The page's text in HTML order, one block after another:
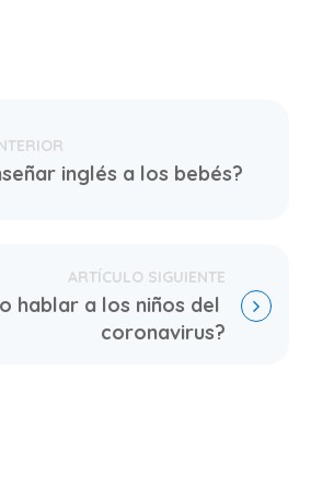
inglés a los bebés?
hablar a los niños del
coronavirus?